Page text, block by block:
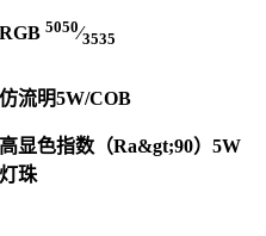
RGB 5050⁄3535
仿流明5W/COB
高显色指数（Ra&gt;90）5W
灯珠